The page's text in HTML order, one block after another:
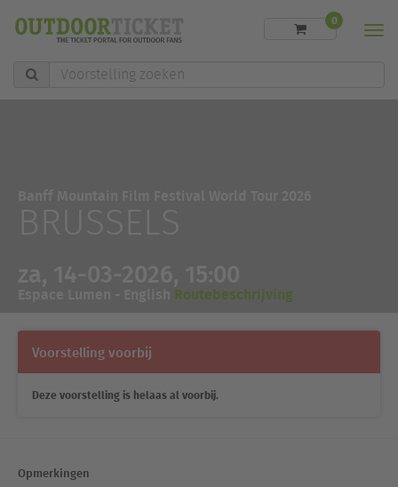
Voorstelling
zoeken
0
Routebeschrijving
Voorstelling voorbij
Deze voorstelling is helaas al voorbij.
Opmerkingen